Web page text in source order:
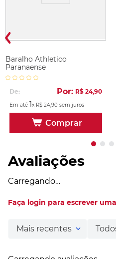
Baralho Athletico
Paranaense
De: Por: R$ 24,90
Em até 1x R$ 24,90 sem juros
Comprar
Avaliações
Carregando…
Faça login para escrever
Mais recentes